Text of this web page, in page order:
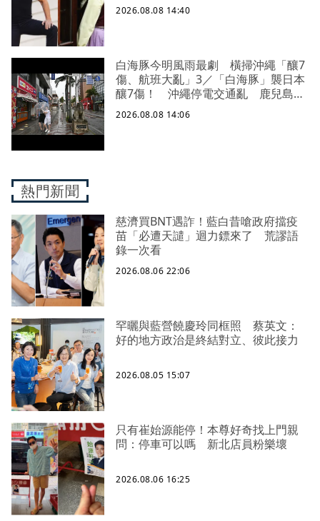
2026.08.08 14:40
白海豚今明風雨最劇 橫掃沖繩「釀7
傷、航班大亂」3／「白海豚」襲日本
釀7傷！ 沖繩停電交通亂 鹿兒島建
築毀
2026.08.08 14:06
熱門新聞
慈濟買BNT遇詐！藍白昔嗆政府擋疫
苗「必遭天譴」迴力鏢來了 荒謬語
錄一次看
2026.08.06 22:06
罕曬與藍營饒慶玲同框照 蔡英文：
好的地方政治是終結對立、彼此接力
2026.08.05 15:07
只有崔始源能停！本尊好奇找上門親
問：停車可以嗎 新北店員粉樂壞
2026.08.06 16:25